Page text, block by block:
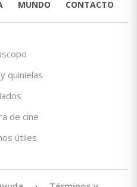
MUNDO CONTACTO
quinielas
de cine
útiles